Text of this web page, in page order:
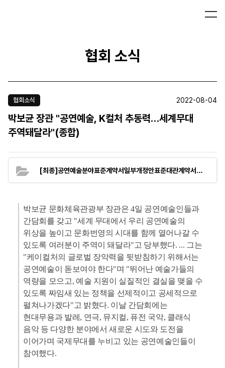
협회 소식
협회소식 2022-08-04
박보균 장관 "공연예술, K컬처 추동력…세계무대
주역돼달라"(종합)
[최종]공연예술분야표준계약서일부개정안표준대관계약서.hwp
박보균 문화체육관광부 장관은 4일 공연예술인들과
간담회를 갖고 "세계 무대에서 우리 공연예술의
위상을 높이고 문화번영의 시대를 함께 열어나갈 수
있도록 여러분이 주역이 돼달라"고 당부했다. ... 그는
"케이컬처의 글로벌 장악력을 뒷받침하기 위해서는
공연예술이 돋보여야 한다"며 "뛰어난 예술가들의
역량을 모으고, 예술 지원이 실질적인 결실을 맺을 수
있도록 짜임새 있는 정책을 선제적이고 공세적으로
펼쳐나가겠다"고 밝혔다. 이날 간담회에는
현대무용과 발레, 연극, 뮤지컬, 퓨전 국악, 클래식
음악 등 다양한 분야에서 새로운 시도와 도전을
이어가며 국제무대를 누비고 있는 공연예술인들이
참여했다.